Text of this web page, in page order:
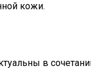
кожи.
в